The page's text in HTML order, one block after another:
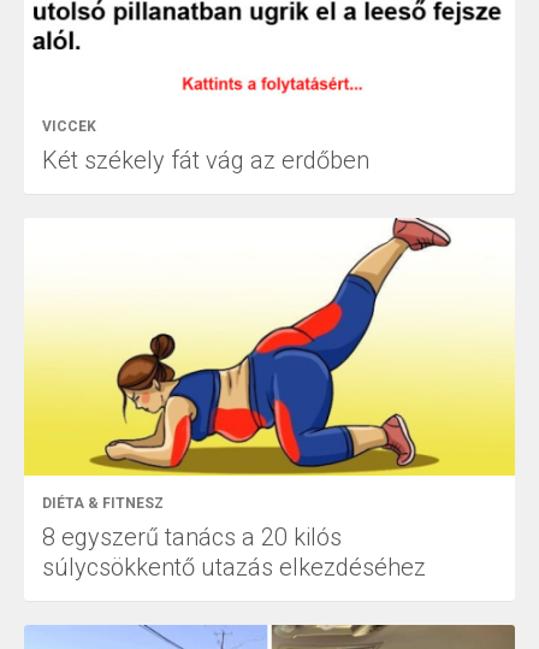
VICCEK
Két székely fát vág az erdőben
DIÉTA & FITNESZ
8 egyszerű tanács a 20 kilós
súlycsökkentő utazás elkezdéséhez